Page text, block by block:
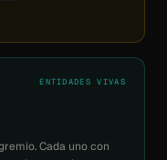
ENTIDADES VIVAS
Cada uno con